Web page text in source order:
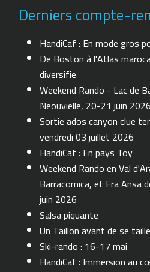
Derniers compte-
HandiCaf : En mode gros
De Boston à l'Atlas
diversifie
Weekend Rando - Lac de
Neouvielle, 20-21 juin 2026
Sortie ados canyon clue
vendredi 03 juillet 2026
HandiCaf : En pays Toy
Weekend Rando en Val
Barracomica, et Era Ansa
juin 2026
Salsa piquante
Un Taillon avant de se
Ski-rando : 16-17 mai
HandiCaf : Immersion au